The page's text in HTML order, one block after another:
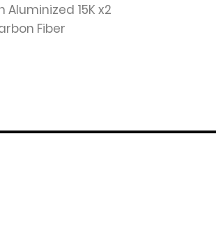
Aluminized 15K x2
Fiber